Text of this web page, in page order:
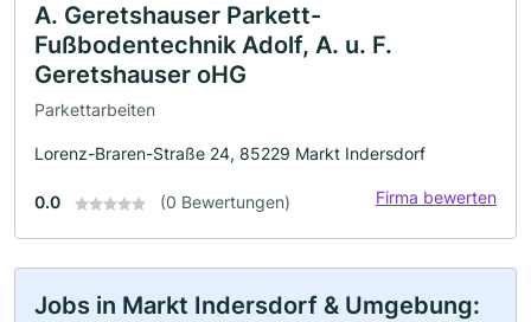
A. Geretshauser Parkett-
Fußbodentechnik Adolf, A. u. F.
Geretshauser oHG
Parkettarbeiten
Lorenz-Braren-Straße 24, 85229 Markt Indersdorf
0.0 (0 Bewertungen) Firma bewerten
Jobs in Markt Indersdorf & Umgebung: